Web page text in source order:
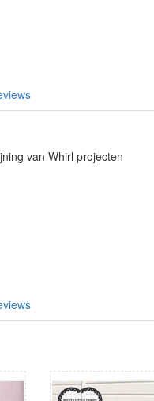
van Whirl projecten